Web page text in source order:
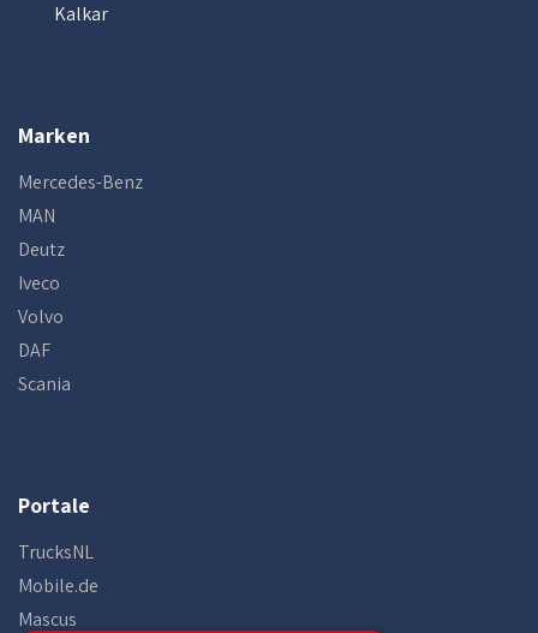
Kalkar
Marken
Mercedes-Benz
MAN
Deutz
Iveco
Volvo
DAF
Scania
Portale
TrucksNL
Mobile.de
Mascus